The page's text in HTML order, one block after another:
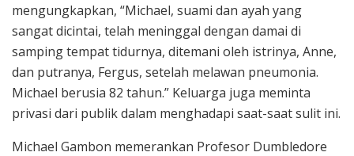
mengungkapkan, “Michael, suami dan ayah yang
sangat dicintai, telah meninggal dengan damai di
samping tempat tidurnya, ditemani oleh istrinya, Anne,
dan putranya, Fergus, setelah melawan pneumonia.
Michael berusia 82 tahun.” Keluarga juga meminta
privasi dari publik dalam menghadapi saat-saat sulit ini.
Michael Gambon memerankan Profesor Dumbledore